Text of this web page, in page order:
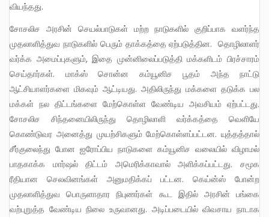
வியந்தது.
சோசலிச அரசின் செயல்பாடுகள் மற்ற நாடுகளில் குறிப்பாக வளர்ந்த
முதலாளித்துவ நாடுகளில் பெரும் தாக்கத்தை ஏற்படுத்தின. தொழிலாளர்
வர்க்க அமைப்புகளும், இதை முன்னிலைப்படுத்தி மக்களிடம் பிரச்சாரம்
செய்தார்கள். மாக்ஸ் சொன்ன கம்யூனிச பூதம் அந்த நாட்டு
ஆட்சியாளர்களை மிகவும் ஆட்டியது. அதிலிருந்து மக்களை தடுக்க பல
மக்கள் நல திட்டங்களை மேற்கொள்ள வேண்டிய அவசியம் ஏற்பட்டது.
சோசலிச சிந்தனையிலிருந்து தொழிலாளி வர்க்கத்தை வெளியே
கொண்டுவர அனைத்து முயற்சிகளும் மேற்கொள்ளப்பட்டன. யுத்தத்தால்
சீர்குலைந்து போன ஐரோப்பிய நாடுகளை கம்யூனிச வலையில் விழாமல்
பாதகாக்க மார்ஷல் திட்டம் அமெரிக்காவால் அளிக்கப்பட்டது. சமூக
ரீதியான செலவினங்கள் அனுமதிக்கப் பட்டன. கெய்ன்ஸ் போன்ற
முதலாளித்துவ பொருளாதார நிபுணர்கள் கூட இதில் அரசின் பங்கை
வற்புறுத்த வேண்டிய நிலை உருவானது. அடிப்படையில் விவசாய நாடாக